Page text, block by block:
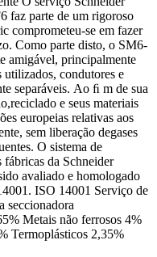
faz parte de um rigoroso
comprometeu-se em fazer
Como parte disto, o SM6-
amigável, principalmente
utilizados, condutores e
separáveis. Ao ﬁ m de sua
e seus materiais
europeias relativas aos
sem liberação degases
O sistema de
fábricas da Schneider
avaliado e homologado
ISO 14001 Serviço de
seccionadora
Metais não ferrosos 4%
Termoplásticos 2,35%